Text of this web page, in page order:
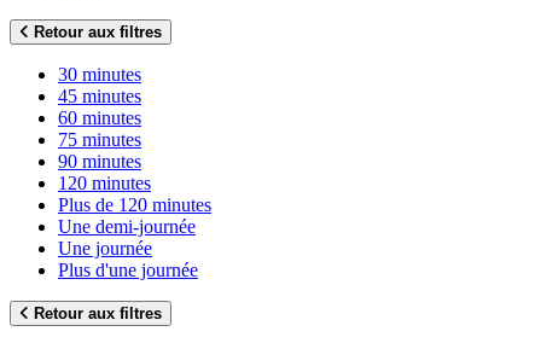
Retour aux filtres
30 minutes
45 minutes
60 minutes
75 minutes
90 minutes
120 minutes
Plus de 120 minutes
Une demi-journée
Une journée
Plus d'une journée
Retour aux filtres